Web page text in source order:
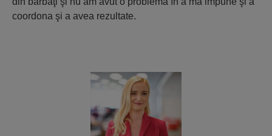
coordona şi a avea rezultate.